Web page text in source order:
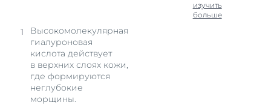
Высокомолекулярная
гиалуроновая
кислота действует
в верхних слоях кожи,
где формируются
неглубокие
морщины.
изучить
больше